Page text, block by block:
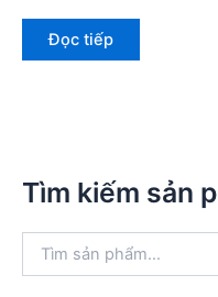
Đọc tiếp
Tìm kiếm sản